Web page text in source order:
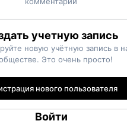
учетную запись
новую учётную запись в
Это очень просто!
нового пользователя
Войти